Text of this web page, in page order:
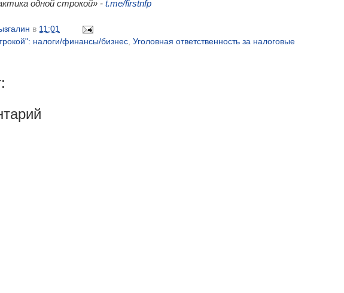
одной строкой» - t.me/firstnfp
в 11:01
налоги/финансы/бизнес Уголовная ответственность за налоговые